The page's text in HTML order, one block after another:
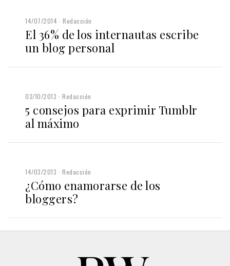
14/07/2014 Redacción
El 36% de los internautas escribe
un blog personal
03/10/2013 Redacción
5 consejos para exprimir Tumblr
al máximo
14/03/2013 Redacción
¿Cómo enamorarse de los
bloggers?